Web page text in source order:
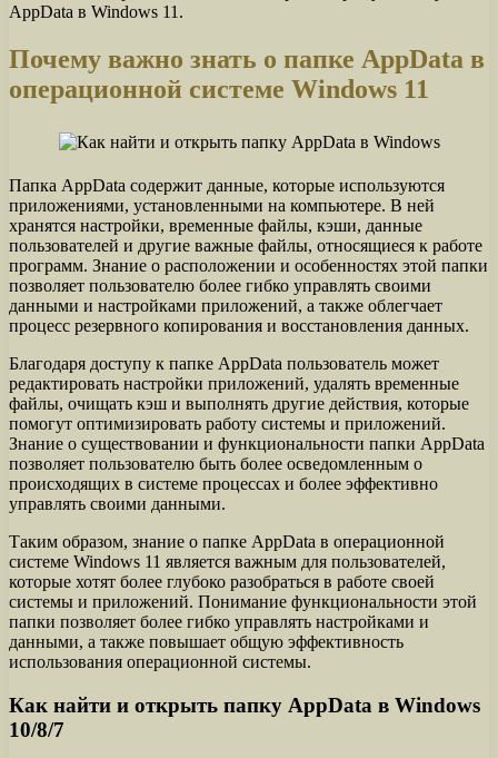
AppData в Windows 11.
Почему важно знать о папке AppData в
операционной системе Windows 11
Папка AppData содержит данные, которые используются
приложениями, установленными на компьютере. В ней
хранятся настройки, временные файлы, кэши, данные
пользователей и другие важные файлы, относящиеся к работе
программ. Знание о расположении и особенностях этой папки
позволяет пользователю более гибко управлять своими
данными и настройками приложений, а также облегчает
процесс резервного копирования и восстановления данных.
Благодаря доступу к папке AppData пользователь может
редактировать настройки приложений, удалять временные
файлы, очищать кэш и выполнять другие действия, которые
помогут оптимизировать работу системы и приложений.
Знание о существовании и функциональности папки AppData
позволяет пользователю быть более осведомленным о
происходящих в системе процессах и более эффективно
управлять своими данными.
Таким образом, знание о папке AppData в операционной
системе Windows 11 является важным для пользователей,
которые хотят более глубоко разобраться в работе своей
системы и приложений. Понимание функциональности этой
папки позволяет более гибко управлять настройками и
данными, а также повышает общую эффективность
использования операционной системы.
Как найти и открыть папку AppData в Windows
10/8/7